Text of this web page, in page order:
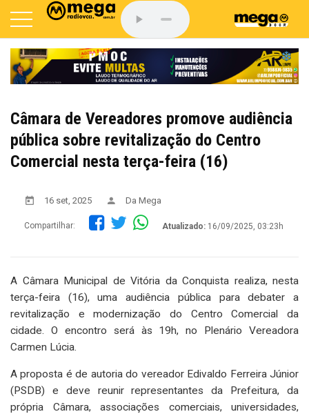
Câmara de Vereadores promove audiência
pública sobre revitalização do Centro
Comercial nesta terça-feira (16)
16 set, 2025 Da Mega
Compartilhar: Atualizado: 16/09/2025, 03:23h
A Câmara Municipal de Vitória da Conquista realiza, nesta
terça-feira (16), uma audiência pública para debater a
revitalização e modernização do Centro Comercial da
cidade. O encontro será às 19h, no Plenário Vereadora
Carmen Lúcia.
A proposta é de autoria do vereador Edivaldo Ferreira Júnior
(PSDB) e deve reunir representantes da Prefeitura, da
própria Câmara, associações comerciais, universidades,